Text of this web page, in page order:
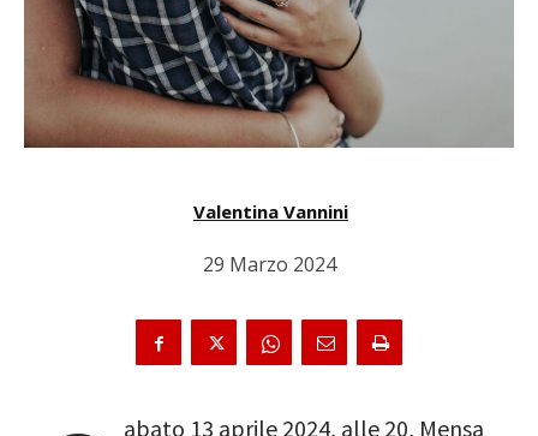
Valentina Vannini
29 Marzo 2024
abato 13 aprile 2024, alle 20, Mensa